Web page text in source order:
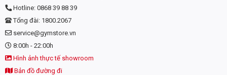
Hotline: 0868 39 88 39
Tổng đài: 1800.2067
service@gymstore.vn
8:00h - 22:00h
Hình ảnh thực tế showroom
Bản đồ đường đi